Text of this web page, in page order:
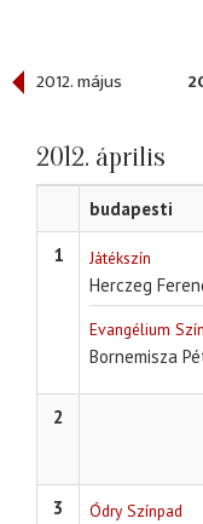
2012. május
2012. április
budapesti
1
Játékszín
Herczeg
Evangélium
Bornemisza
2
3 Ódry Színpad